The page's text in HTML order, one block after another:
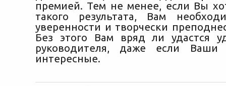
премией. Тем не менее, если Вы
такого результата, Вам
уверенности и творчески
Без этого Вам вряд ли удастся
руководителя, даже если Ваши
интересные.